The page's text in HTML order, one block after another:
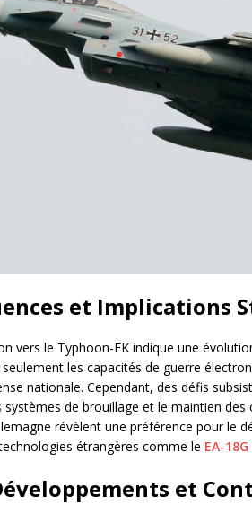
et Implications
vers le Typhoon-EK indique une
les capacités de guerre
nationale. Cependant, des défis
systèmes de brouillage et le maintien
révèlent une préférence pour le
étrangères comme le EA-
et